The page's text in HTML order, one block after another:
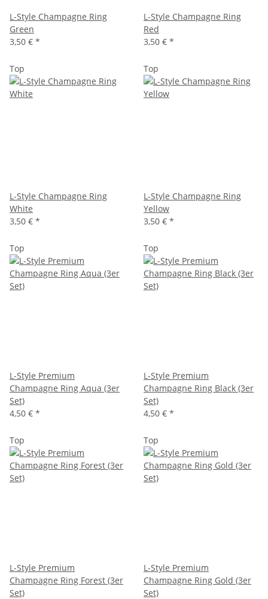
L-Style Champagne Ring
Green
3,50 € *
L-Style Champagne Ring
Red
3,50 € *
Top
L-Style Champagne Ring
White
3,50 € *
Top
L-Style Champagne Ring
Yellow
3,50 € *
Top
L-Style Premium
Champagne Ring Aqua (3er
Set)
4,50 € *
Top
L-Style Premium
Champagne Ring Black (3er
Set)
4,50 € *
Top
L-Style Premium
Champagne Ring Forest (3er
Set)
Top
L-Style Premium
Champagne Ring Gold (3er
Set)